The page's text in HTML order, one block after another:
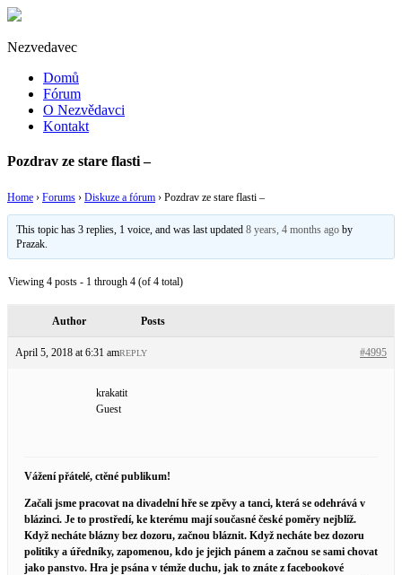
Nezvedavec
Domů
Fórum
O Nezvědavci
Kontakt
Pozdrav ze stare flasti –
Home › Forums › Diskuze a fórum › Pozdrav ze stare flasti –
This topic has 3 replies, 1 voice, and was last updated8 years, 4 months ago by
Prazak
Viewing 4 posts - 1 through 4 (of 4 total)
Author Posts
April 5, 2018 at 6:31 am #4995
REPLY
krakatit
Guest
Vážení přátelé, ctěné publikum!
Začali jsme pracovat na divadelní hře se zpěvy a tanci, která se odehrává v
blázinci. Je to prostředí, ke kterému mají současné české poměry nejblíž.
Když necháte blázny bez dozoru, začnou bláznit. Když necháte bez dozoru
politiky a úředníky, zapomenou, kdo je jejich pánem a začnou se sami chovat
jako panstvo. Hra je psána v témže duchu, jak to znáte z facebookové